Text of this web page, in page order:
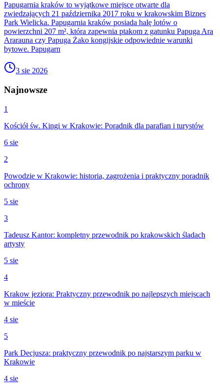
Papugarnia kraków to wyjątkowe miejsce otwarte dla
zwiedzających 21 października 2017 roku w krakowskim Biznes
Park Wielicka. Papugarnia kraków posiada halę lotów o
powierzchni 207 m², która zapewnia ptakom z gatunku Papuga Ara
Ararauna czy Papuga Żako kongijskie odpowiednie warunki
bytowe. Papugarn
3 sie 2026
Najnowsze
1
Kościół św. Kingi w Krakowie: Poradnik dla parafian i turystów
6 sie
2
Powodzie w Krakowie: historia, zagrożenia i praktyczny poradnik
ochrony
5 sie
3
Tadeusz Kantor: kompletny przewodnik po krakowskich śladach
artysty
5 sie
4
Krakow jeziora: Praktyczny przewodnik po najlepszych miejscach
w mieście
4 sie
5
Park Decjusza: praktyczny przewodnik po najstarszym parku w
Krakowie
4 sie